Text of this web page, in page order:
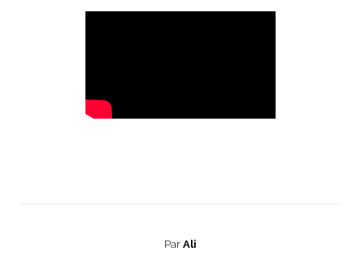
Par Ali